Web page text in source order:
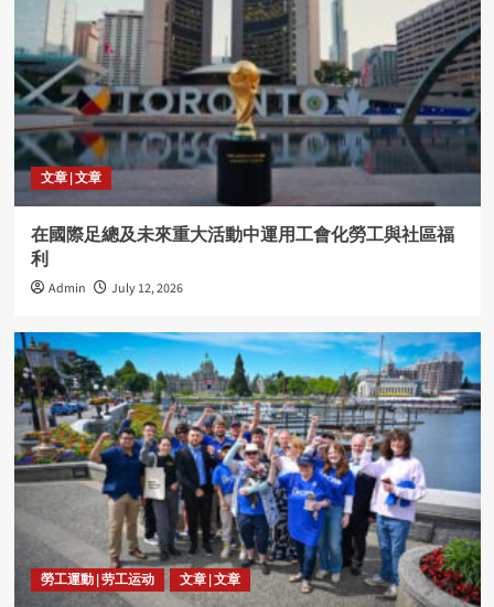
文章 | 文章
在國際足總及未來重大活動中運用工會化勞工與社區福
利
Admin July 12, 2026
勞工運動 | 劳工运动 文章 | 文章